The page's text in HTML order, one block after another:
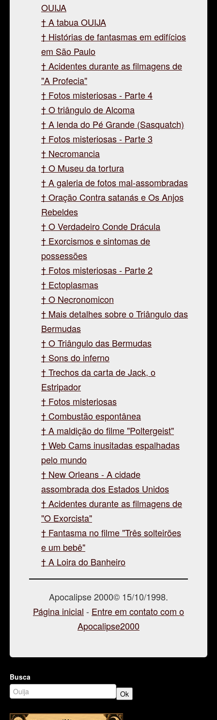
OUIJA
A tabua OUIJA
Histórias de fantasmas em edifícios
em São Paulo
Acidentes durante as filmagens de
"A Profecia"
Fotos misteriosas - Parte 4
O triângulo de Alcoma
A lenda do Pé Grande (Sasquatch)
Fotos misteriosas - Parte 3
Necromancia
O Museu da tortura
A galeria de fotos mal-assombradas
Oração Contra satanás e Os Anjos
Rebeldes
O Verdadeiro Conde Drácula
Exorcismos e sintomas de
possessões
Fotos misteriosas - Parte 2
Ectoplasmas
O Necronomicon
Mais detalhes sobre o Triângulo das
Bermudas
O Triângulo das Bermudas
Sons do inferno
Trechos da carta de Jack, o
Estripador
Fotos misteriosas
Combustão espontânea
A maldição do filme "Poltergeist"
Web Cams inusitadas espalhadas
pelo mundo
New Orleans - A cidade
assombrada dos Estados Unidos
Acidentes durante as filmagens de
"O Exorcista"
Fantasma no filme "Três solteirões
e um bebê"
A Loira do Banheiro
Apocalipse 2000© 15/10/1998.
Página inicial - Entre em contato com o
Apocalipse2000
Busca